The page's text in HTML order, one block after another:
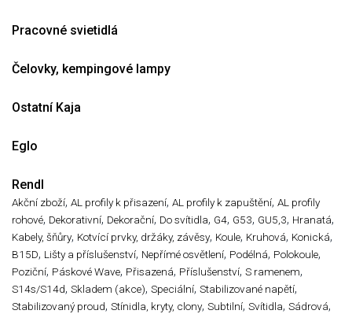
Pracovné svietidlá
Čelovky, kempingové lampy
Ostatní Kaja
Eglo
Rendl
Akční zboží, AL profily k přisazení, AL profily k zapuštění, AL profily
rohové, Dekorativní, Dekorační, Do svítidla, G4, G53, GU5,3, Hranatá,
Kabely, šňůry, Kotvící prvky, držáky, závěsy, Koule, Kruhová, Konická,
B15D, Lišty a příslušenství, Nepřímé osvětlení, Podélná, Polokoule,
Poziční, Páskové Wave, Přisazená, Příslušenství, S ramenem,
S14s/S14d, Skladem (akce), Speciální, Stabilizované napětí,
Stabilizovaný proud, Stínidla, kryty, clony, Subtilní, Svítidla, Sádrová,